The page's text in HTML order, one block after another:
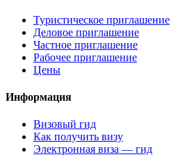
Туристическое приглашение
Деловое приглашение
Частное приглашение
Рабочее приглашение
Цены
Информация
Визовый гид
Как получить визу
Электронная виза — гид